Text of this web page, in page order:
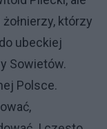
którzy
ubeckiej
Sowietów.
Polsce.